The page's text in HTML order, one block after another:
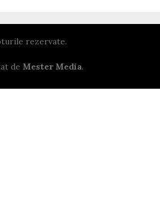
rezervate.
de Mester Media.